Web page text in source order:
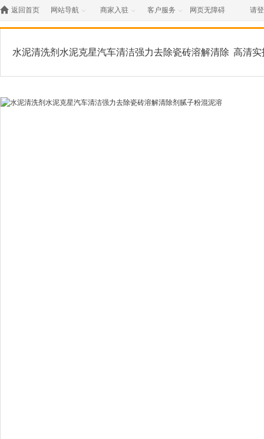
 返回首页 网站导航  商家入驻  客户服务  网页无障碍 请
水泥清洗剂水泥克星汽车清洁强力去除瓷砖溶解清除 高清实